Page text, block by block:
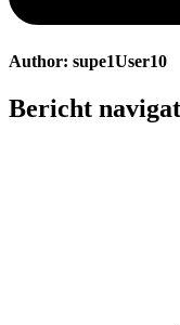
Author: supe1User10
Bericht